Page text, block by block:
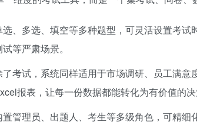
、多选、填空等多种题型，可灵活设置考
等严肃场景。
了考试，系统同样适用于市场调研、员工满
报表，让每一份数据都能转化为有价值的决
置管理员、出题人、考生等多级角色，可精